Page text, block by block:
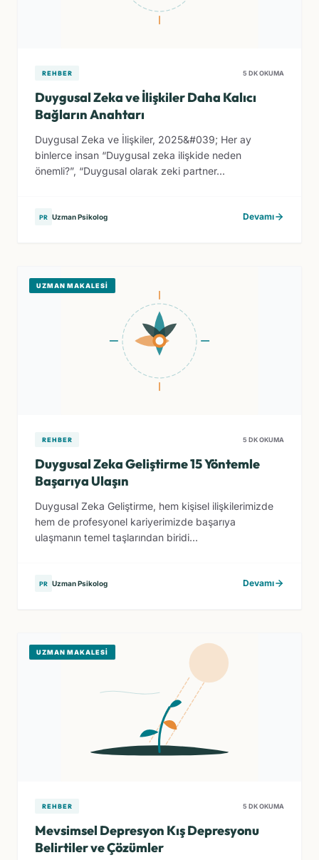
REHBER 5 DK OKUMA
Duygusal Zeka ve İlişkiler Daha Kalıcı
Bağların Anahtarı
Duygusal Zeka ve İlişkiler, 2025&#039; Her ay
binlerce insan “Duygusal zeka ilişkide neden
önemli?”, “Duygusal olarak zeki partner...
PR Uzman Psikolog Devamı
UZMAN MAKALESI
REHBER 5 DK OKUMA
Duygusal Zeka Geliştirme 15 Yöntemle
Başarıya Ulaşın
Duygusal Zeka Geliştirme, hem kişisel ilişkilerimizde
hem de profesyonel kariyerimizde başarıya
ulaşmanın temel taşlarından biridi...
PR Uzman Psikolog Devamı
UZMAN MAKALESI
REHBER 5 DK OKUMA
Mevsimsel Depresyon Kış Depresyonu
Belirtiler ve Çözümler